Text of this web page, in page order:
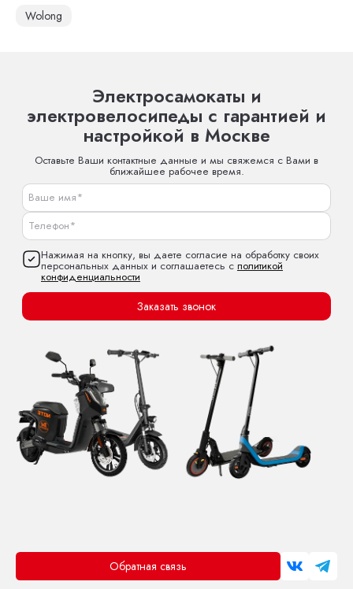
Wolong
Электросамокаты и
электровелосипеды с гарантией и
настройкой в Москве
Оставьте Ваши контактные данные и мы свяжемся с Вами в
ближайшее рабочее время.
Нажимая на кнопку, вы даете согласие на обработку своих
персональных данных и соглашаетесь с политикой
конфиденциальности
Заказать звонок
Обратная связь